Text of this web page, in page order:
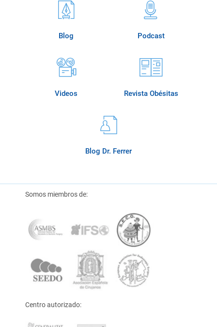
Blog Podcast
Videos Revista Obésitas
Blog Dr. Ferrer
Somos miembros de:
Centro autorizado: